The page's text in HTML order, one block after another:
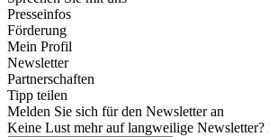
Presseinfos
Förderung
Mein Profil
Newsletter
Partnerschaften
Tipp teilen
Melden Sie sich für den Newsletter an
Keine Lust mehr auf langweilige Newsletter?